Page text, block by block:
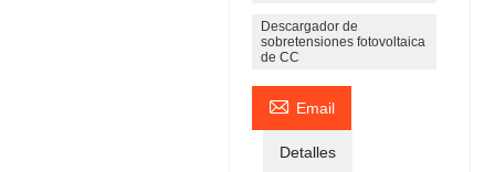
Descargador de
sobretensiones fotovoltaica
de CC
 Email
Detalles